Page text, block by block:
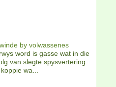
by volwassenes
word is gasse wat in die
van slegte spysvertering.
wa...